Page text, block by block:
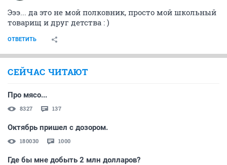
Эээ... да это не мой полковник, просто мой школьный
товарищ и друг детства : )
ОТВЕТИТЬ
СЕЙЧАС ЧИТАЮТ
Про мясо...
8327 137
Октябрь пришел с дозором.
180030 1000
Где бы мне добыть 2 млн долларов?